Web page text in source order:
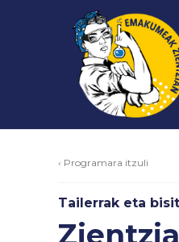
‹ Programara itzuli
Tailerrak eta